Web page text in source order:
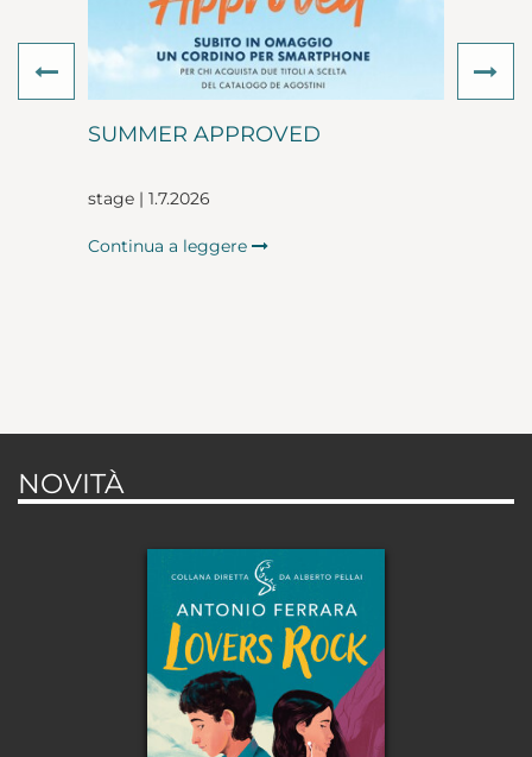
SUMMER APPROVED
stage | 1.7.2026
Continua a leggere
Previous
NOVITÀ